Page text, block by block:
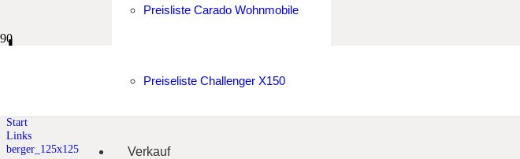
Preisliste Carado Wohnmobile
Preiseliste Challenger X150
Verkauf
berger_125x125
Start
Links
berger_125x125